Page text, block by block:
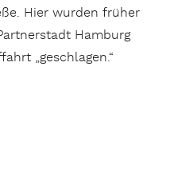
Hier wurden früher
Hamburg
„geschlagen.“
im Seewind –